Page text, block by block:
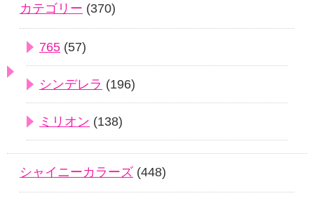
カテゴリー (370)
765 (57)
シンデレラ (196)
ミリオン (138)
シャイニーカラーズ (448)